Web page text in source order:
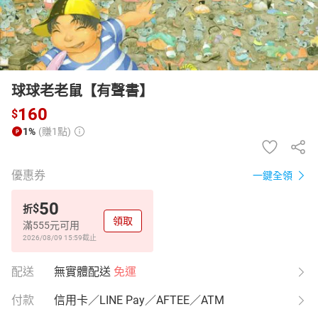
球球老老鼠【有聲書】
$160
1% (賺1點)
優惠券 一鍵全領
折$50
滿555元可用
2026/08/09 15:59截止
領取
配送 無實體配送 免運
付款 信用卡／LINE Pay／AFTEE／ATM